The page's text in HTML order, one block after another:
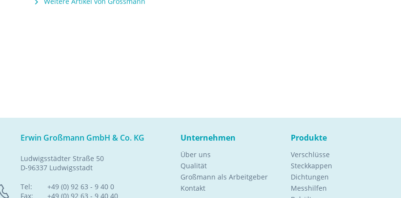
Erwin Großmann GmbH & Co. KG
Ludwigsstädter Straße 50
D-96337 Ludwigsstadt
Tel:
Fax:
+49 (0) 92 63 - 9 40 0
+49 (0) 92 63 - 9 40 40
Unternehmen
Über uns
Qualität
Großmann als Arbeitgeber
Kontakt
Produkte
Verschlüsse
Steckkappen
Dichtungen
Messhilfen